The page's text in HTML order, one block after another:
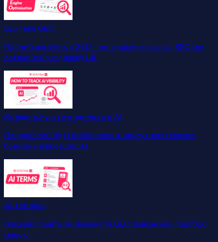
Що таке GEO
Повний посібник з GEO: чим відрізняється від SEO і як
потрапити у відповіді ШІ.
Як відстежувати видимість в AI
Покроковий гід із вимірювання присутності вашого
бренду у відповідях AI.
AI-терміни
Глосарій понять AI-пошуку та GEO, пояснених простою
мовою.